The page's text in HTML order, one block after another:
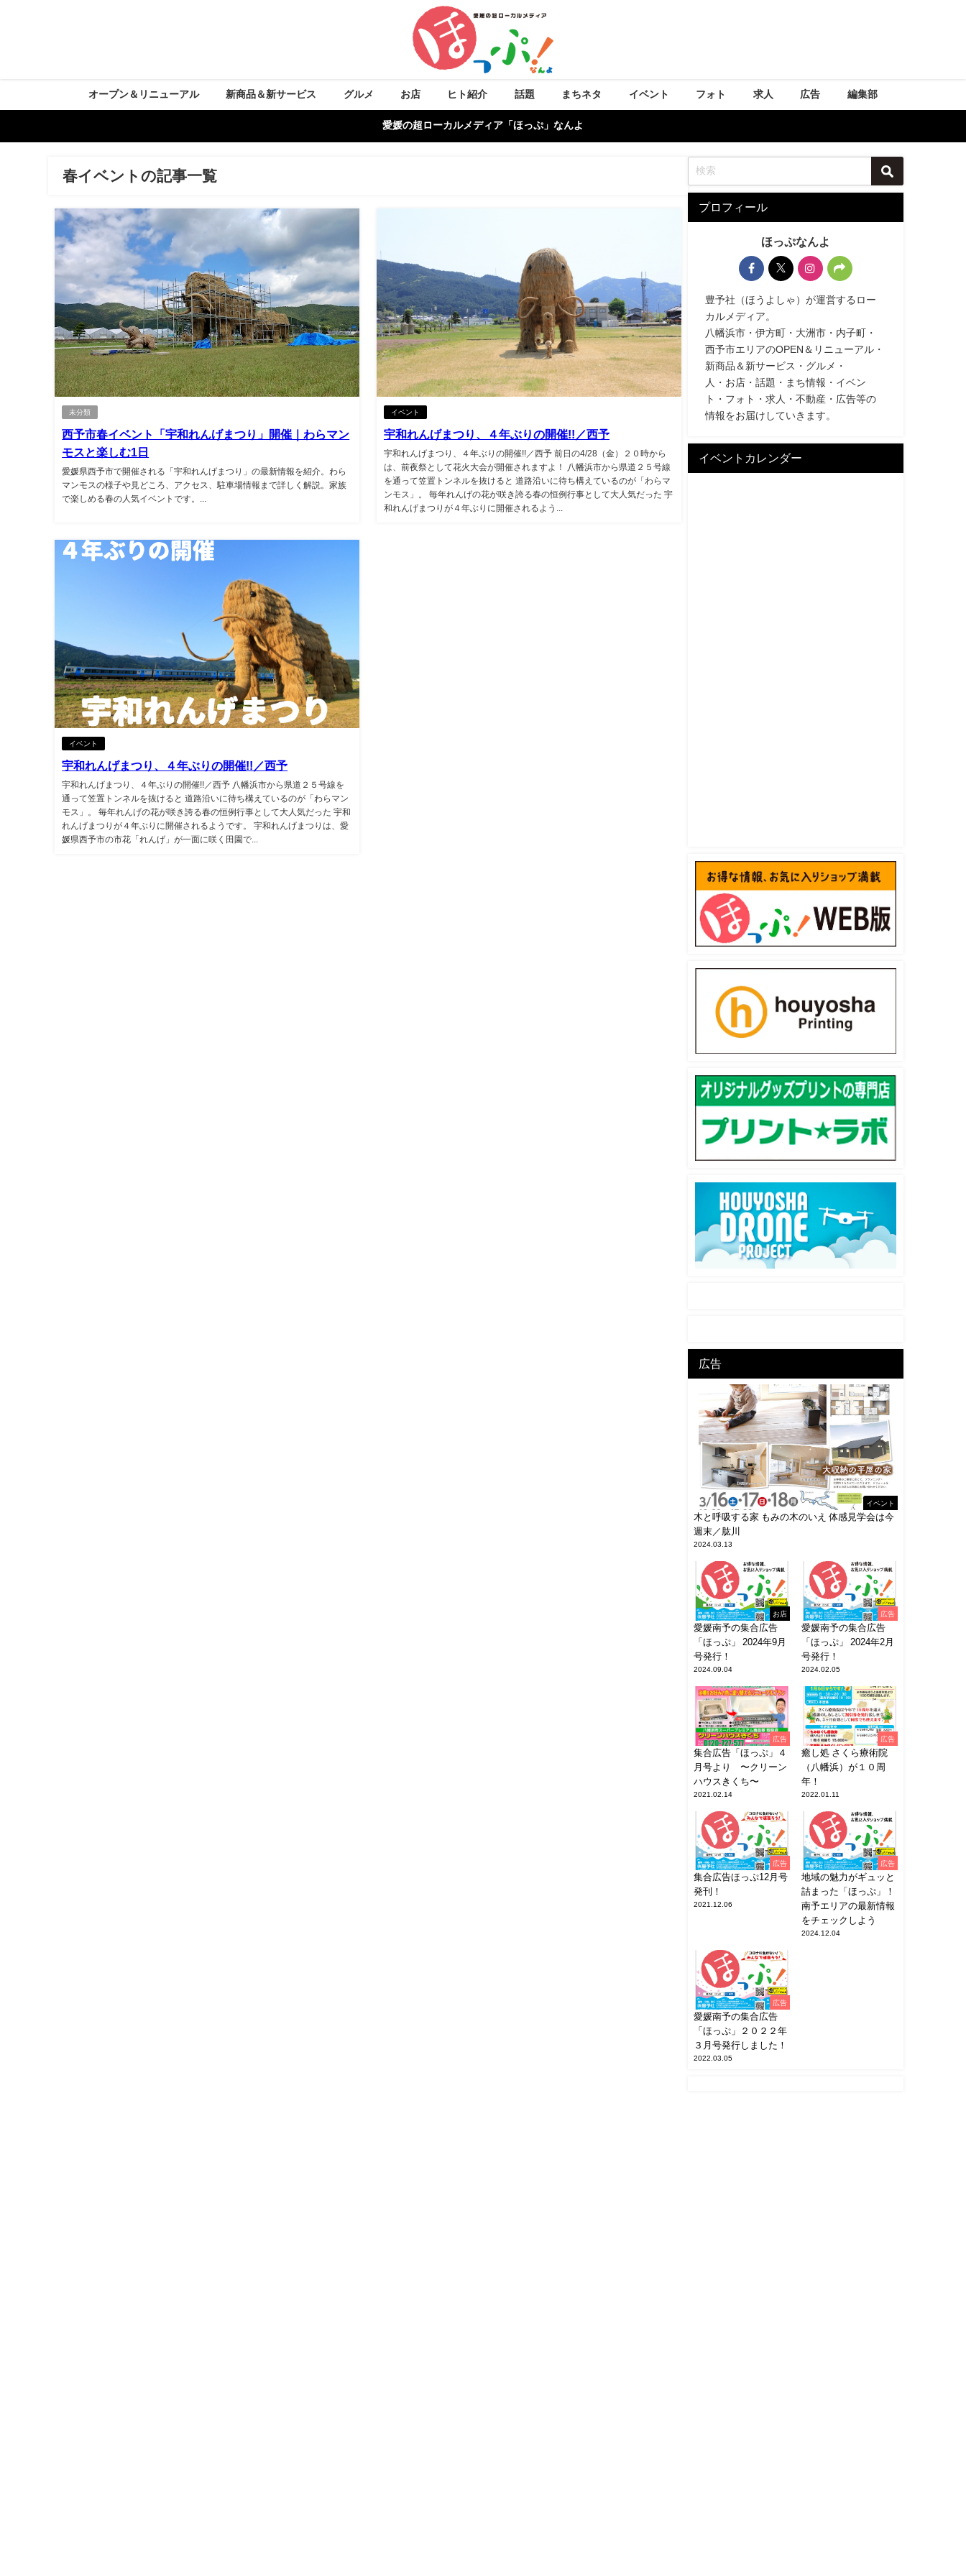
オープン＆リニューアル 新商品＆新サービス グルメ お店 ヒト紹介 話題 まちネタ イベント フォト 求人 広告 編集部
愛媛の超ローカルメディア「ほっぷ」なんよ
春イベントの記事一覧
未分類
西予市春イベント「宇和れんげまつり」開催｜わらマン
モスと楽しむ1日
愛媛県西予市で開催される「宇和れんげまつり」の最新情報を紹介。わら
マンモスの様子や見どころ、アクセス、駐車場情報まで詳しく解説。家族
で楽しめる春の人気イベントです。...
イベント
宇和れんげまつり、４年ぶりの開催!!／西予
宇和れんげまつり、４年ぶりの開催!!／西予 前日の4/28（金）２０時から
は、前夜祭として花火大会が開催されますよ！ 八幡浜市から県道２５号線
を通って笠置トンネルを抜けると 道路沿いに待ち構えているのが「わらマ
ンモス」。 毎年れんげの花が咲き誇る春の恒例行事として大人気だった 宇
和れんげまつりが４年ぶりに開催されるよう...
イベント
宇和れんげまつり、４年ぶりの開催!!／西予
宇和れんげまつり、４年ぶりの開催!!／西予 八幡浜市から県道２５号線を
通って笠置トンネルを抜けると 道路沿いに待ち構えているのが「わらマン
モス」。 毎年れんげの花が咲き誇る春の恒例行事として大人気だった 宇和
れんげまつりが４年ぶりに開催されるようです。 宇和れんげまつりは、愛
媛県西予市の市花「れんげ」が一面に咲く田園で...
プロフィール
ほっぷなんよ
豊予社（ほうよしゃ）が運営するロー
カルメディア。
八幡浜市・伊方町・大洲市・内子町・
西予市エリアのOPEN＆リニューアル・
新商品＆新サービス・グルメ・
人・お店・話題・まち情報・イベン
ト・フォト・求人・不動産・広告等の
情報をお届けしていきます。
イベントカレンダー
広告
イベント
木と呼吸する家 もみの木のいえ 体感見学会は今
週末／肱川
2024.03.13
お店
愛媛南予の集合広告
「ほっぷ」 2024年9月
号発行！
2024.09.04
広告
愛媛南予の集合広告
「ほっぷ」 2024年2月
号発行！
2024.02.05
広告
集合広告「ほっぷ」４
月号より 〜クリーン
ハウスきくち〜
2021.02.14
広告
癒し処 さくら療術院
（八幡浜）が１０周
年！
2022.01.11
広告
集合広告ほっぷ12月号
発刊！
2021.12.06
広告
地域の魅力がギュッと
詰まった「ほっぷ」！
南予エリアの最新情報
をチェックしよう
2024.12.04
広告
愛媛南予の集合広告
「ほっぷ」２０２２年
３月号発行しました！
2022.03.05